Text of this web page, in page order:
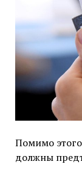
Помимо
должны